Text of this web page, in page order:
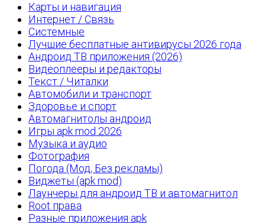
Карты и навигация
Интернет / Связь
Системные
Лучшие бесплатные антивирусы 2026 года
Андроид ТВ приложения (2026)
Видеоплееры и редакторы
Текст / Читалки
Автомобили и транспорт
Здоровье и спорт
Автомагнитолы андроид
Игры apk mod 2026
Музыка и аудио
Фотография
Погода (Мод, Без рекламы)
Виджеты (apk mod)
Лаунчеры для андроид ТВ и автомагнитол
Root права
Разные приложения apk